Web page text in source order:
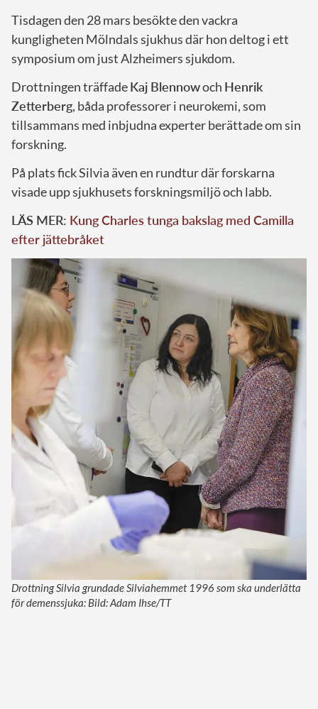
Tisdagen den 28 mars besökte den vackra
kungligheten Mölndals sjukhus där hon deltog i ett
symposium om just Alzheimers sjukdom.
Drottningen träffadeKaj Blennowoch Henrik
Zetterberg, båda professorer i neurokemi, som
tillsammans med inbjudna experter berättade om sin
forskning.
På plats fick Silvia även en rundtur där forskarna
visade upp sjukhusets forskningsmiljö och labb.
LÄS MER: Kung Charles tunga bakslag med Camilla
efter jättebråket
Drottning Silvia grundade Silviahemmet 1996 som ska underlätta
för demenssjuka: Bild: Adam Ihse/TT